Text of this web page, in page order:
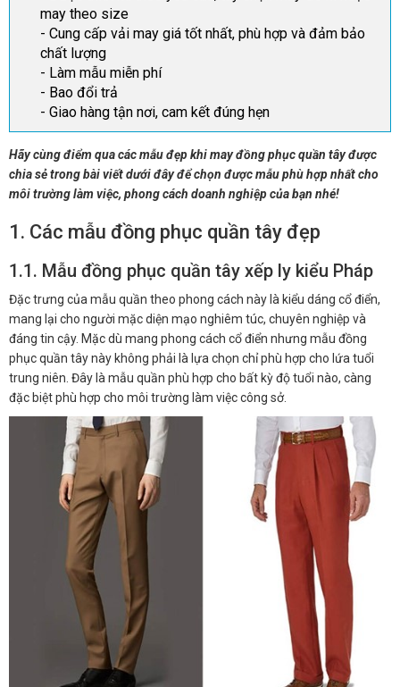
may theo size
- Cung cấp vải may giá tốt nhất, phù hợp và đảm bảo
chất lượng
- Làm mẫu miễn phí
- Bao đổi trả
- Giao hàng tận nơi, cam kết đúng hẹn
Hãy cùng điểm qua các mẫu đẹp khi may đồng phục quần tây được
chia sẻ trong bài viết dưới đây để chọn được mẫu phù hợp nhất cho
môi trường làm việc, phong cách doanh nghiệp của bạn nhé!
1. Các mẫu đồng phục quần tây đẹp
1.1. Mẫu đồng phục quần tây xếp ly kiểu Pháp
Đặc trưng của mẫu quần theo phong cách này là kiểu dáng cổ điển,
mang lại cho người mặc diện mạo nghiêm túc, chuyên nghiệp và
đáng tin cậy. Mặc dù mang phong cách cổ điển nhưng mẫu đồng
phục quần tây này không phải là lựa chọn chỉ phù hợp cho lứa tuổi
trung niên. Đây là mẫu quần phù hợp cho bất kỳ độ tuổi nào, càng
đặc biệt phù hợp cho môi trường làm việc công sở.